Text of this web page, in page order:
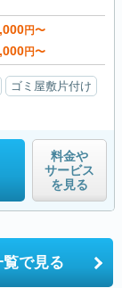
円〜
円〜
ゴミ屋敷片付け
料金や
サービス
を見る
で見る